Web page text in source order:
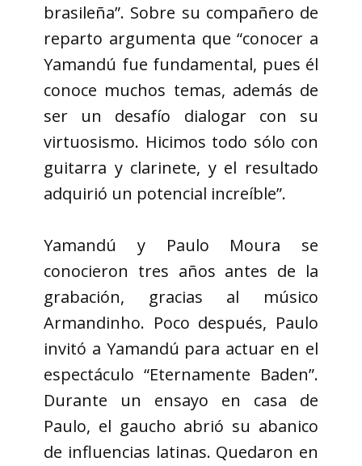
brasileña”. Sobre su compañero de
reparto argumenta que “conocer a
Yamandú fue fundamental, pues él
conoce muchos temas, además de
ser un desafío dialogar con su
virtuosismo. Hicimos todo sólo con
guitarra y clarinete, y el resultado
adquirió un potencial increíble”.
Yamandú y Paulo Moura se
conocieron tres años antes de la
grabación, gracias al músico
Armandinho. Poco después, Paulo
invitó a Yamandú para actuar en el
espectáculo “Eternamente Baden”.
Durante un ensayo en casa de
Paulo, el gaucho abrió su abanico
de influencias latinas. Quedaron en